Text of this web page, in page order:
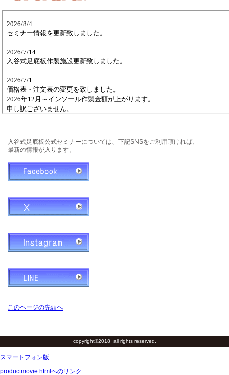
入谷式足底板公式セミナーについては、下記SNSをご利用頂ければ、
最新の情報が入ります。
このページの先頭へ
copyright©2018 all rights reserved.
スマートフォン版
productmovie.htmlへのリンク